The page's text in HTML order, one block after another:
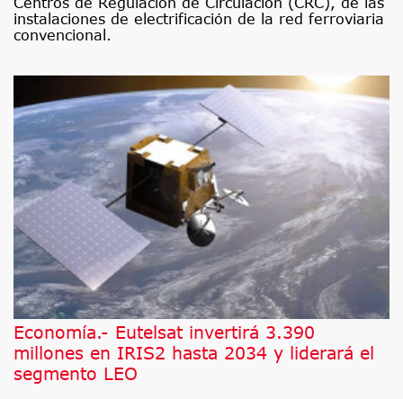
instalaciones de electrificación de la red ferroviaria
convencional.
Economía.- Eutelsat invertirá 3.390
millones en IRIS2 hasta 2034 y liderará el
segmento LEO